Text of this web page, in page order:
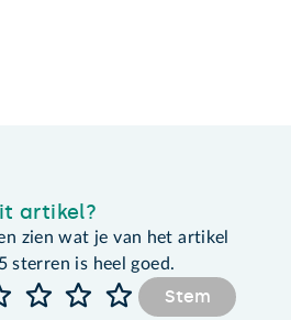
artikel?
zien wat je van het artikel
sterren is heel goed.
Stem